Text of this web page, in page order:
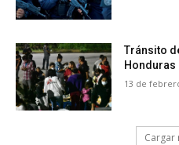
Tránsito
Honduras
13 de
Cargar